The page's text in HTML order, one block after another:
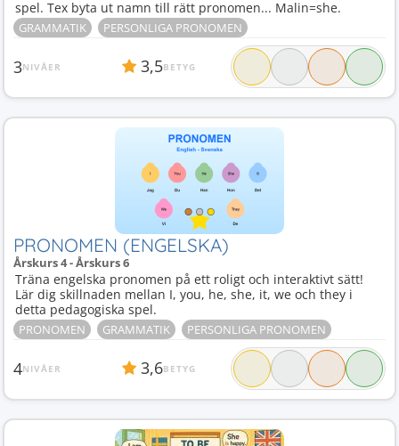
spel. Tex byta ut namn till rätt pronomen... Malin=she.
GRAMMATIK PERSONLIGA PRONOMEN
3NIVÅER 3,5BETYG
PRONOMEN (ENGELSKA)
Årskurs 4 - Årskurs 6
Träna engelska pronomen på ett roligt och interaktivt sätt!
Lär dig skillnaden mellan I, you, he, she, it, we och they i
detta pedagogiska spel.
PRONOMEN GRAMMATIK PERSONLIGA PRONOMEN
4NIVÅER 3,6BETYG